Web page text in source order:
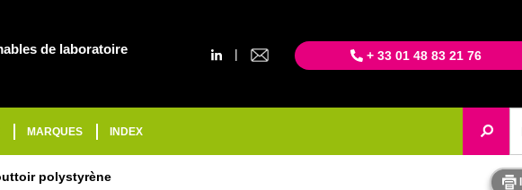
de laboratoire
| + 33 01 48 83 21 76
MARQUES INDEX
polystyrène